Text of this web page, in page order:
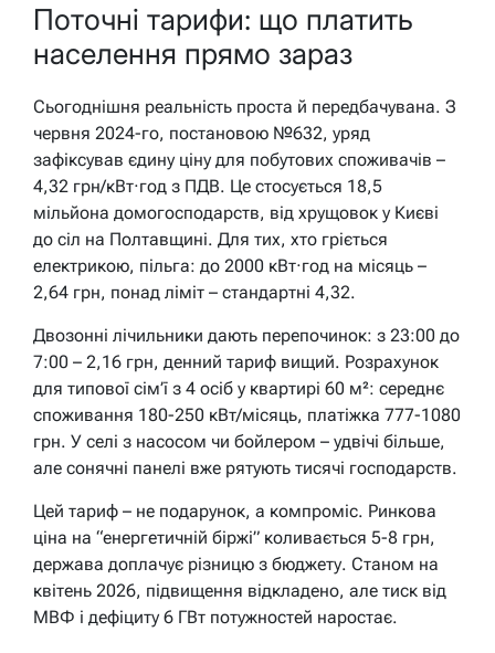
Поточні тарифи: що платить
населення прямо зараз
Сьогоднішня реальність проста й передбачувана. З
червня 2024-го, постановою №632, уряд
зафіксував єдину ціну для побутових споживачів –
4,32 грн/кВт·год з ПДВ. Це стосується 18,5
мільйона домогосподарств, від хрущовок у Києві
до сіл на Полтавщині. Для тих, хто гріється
електрикою, пільга: до 2000 кВт·год на місяць –
2,64 грн, понад ліміт – стандартні 4,32.
Двозонні лічильники дають перепочинок: з 23:00 до
7:00 – 2,16 грн, денний тариф вищий. Розрахунок
для типової сім’ї з 4 осіб у квартирі 60 м²: середнє
споживання 180-250 кВт/місяць, платіжка 777-1080
грн. У селі з насосом чи бойлером – удвічі більше,
але сонячні панелі вже рятують тисячі господарств.
Цей тариф – не подарунок, а компроміс. Ринкова
ціна на “енергетичній біржі” коливається 5-8 грн,
держава доплачує різницю з бюджету. Станом на
квітень 2026, підвищення відкладено, але тиск від
МВФ і дефіциту 6 ГВт потужностей наростає.